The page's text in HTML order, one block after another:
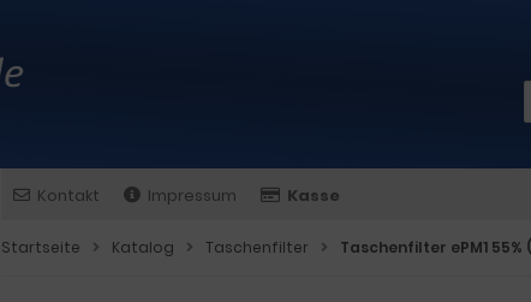
Kontakt Impressum Kasse
Startseite Katalog Taschenfilter Taschenfilter ePM1